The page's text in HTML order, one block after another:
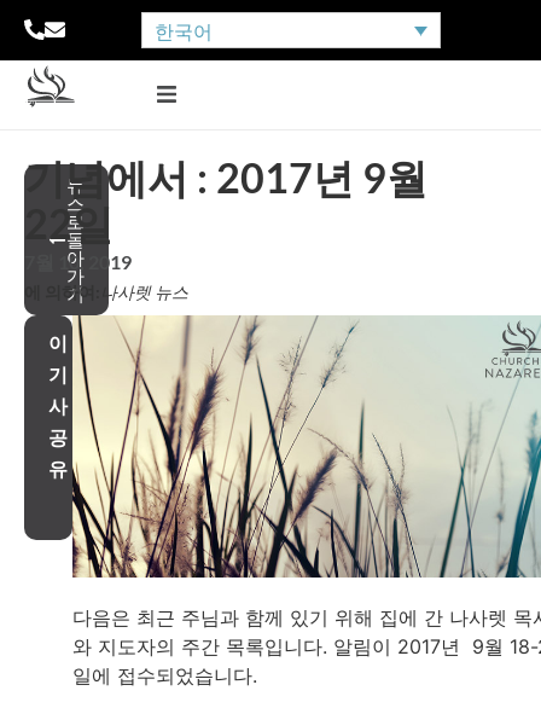
한국어
뉴
스
로
돌
아
가
기
기념에서 : 2017년 9월
22일
7월 10, 2019
에 의하여: 나사렛 뉴스
이
기
사
공
유
다음은 최근 주님과 함께 있기 위해 집에 간 나사렛 목
와 지도자의 주간 목록입니다. 알림이 2017년 9월
일에 접수되었습니다.